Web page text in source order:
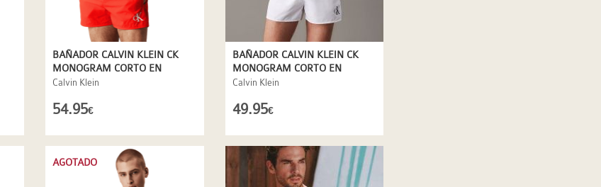
BAÑADOR CALVIN KLEIN CK
MONOGRAM CORTO EN
NARANJA
Calvin Klein
54.95€
BAÑADOR CALVIN KLEIN CK
MONOGRAM CORTO EN
BLANCO
Calvin Klein
49.95€
AGOTADO